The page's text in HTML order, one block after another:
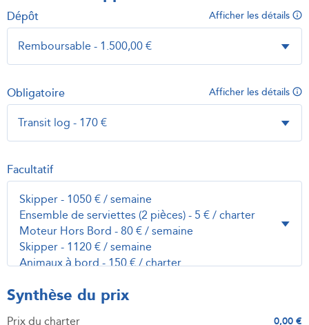
Afficher les détails
Dépôt
Afficher les détails
Obligatoire
Facultatif
Synthèse du prix
Prix du charter 0,00 €